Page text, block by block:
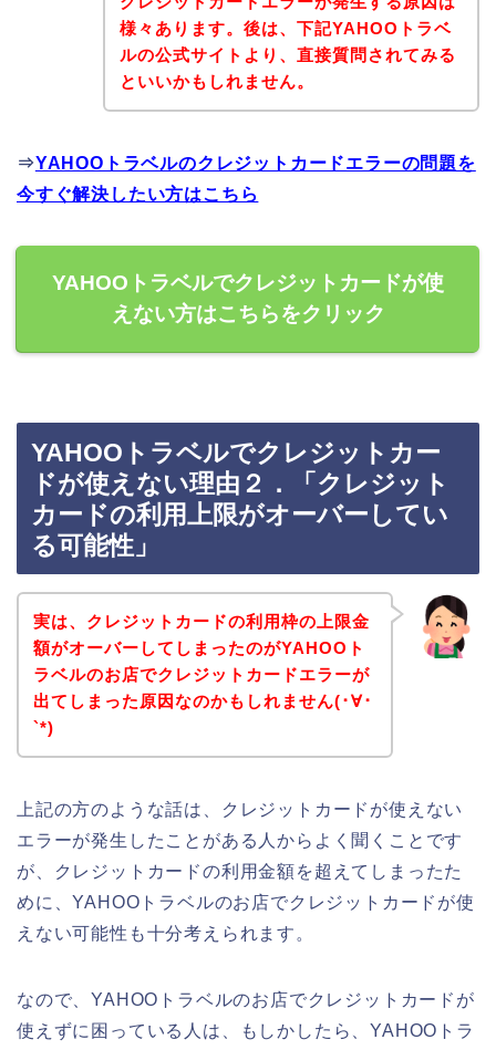
様々あります。後は、下記YAHOOトラベ
ルの公式サイトより、直接質問されてみる
といいかもしれません。
⇒YAHOOトラベルのクレジットカードエラーの問題を
今すぐ解決したい方はこちら
YAHOOトラベルでクレジットカードが使
えない方はこちらをクリック
YAHOOトラベルでクレジットカー
ドが使えない理由２．「クレジット
カードの利用上限がオーバーしてい
る可能性」
実は、クレジットカードの利用枠の上限金
額がオーバーしてしまったのがYAHOOト
ラベルのお店でクレジットカードエラーが
出てしまった原因なのかもしれません(･∀･
`*)
上記の方のような話は、クレジットカードが使えない
エラーが発生したことがある人からよく聞くことです
が、クレジットカードの利用金額を超えてしまったた
めに、YAHOOトラベルのお店でクレジットカードが使
えない可能性も十分考えられます。
なので、YAHOOトラベルのお店でクレジットカードが
使えずに困っている人は、もしかしたら、YAHOOトラ